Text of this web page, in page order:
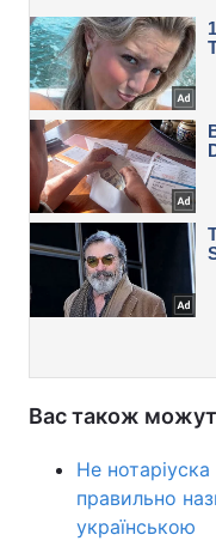
Вас також
Не нотаріуска
правильно
українською